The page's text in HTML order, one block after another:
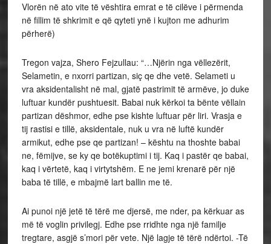
Vlorën në ato vite të vështira emrat e të cilëve i përmenda
në fillim të shkrimit e që qyteti ynë i kujton me adhurim
përherë)
Tregon vajza, Shero Fejzullau: “…Njërin nga vëllezërit,
Selametin, e nxorri partizan, siç qe dhe vetë. Selameti u
vra aksidentalisht në mal, gjatë pastrimit të armëve, jo duke
luftuar kundër pushtuesit. Babai nuk kërkoi ta bënte vëllain
partizan dëshmor, edhe pse kishte luftuar për liri. Vrasja e
tij rastisi e tillë, aksidentale, nuk u vra në luftë kundër
armikut, edhe pse qe partizan! – kështu na thoshte babai
ne, fëmijve, se ky qe botëkuptimi i tij. Kaq i pastër qe babai,
kaq i vërtetë, kaq i virtytshëm. E ne jemi krenarë për një
baba të tillë, e mbajmë lart ballin me të.
Ai punoi një jetë të tërë me djersë, me nder, pa kërkuar as
më të voglin privilegj. Edhe pse rridhte nga një familje
tregtare, asgjë s’mori për vete. Një lagje të tërë ndërtoi. -Të